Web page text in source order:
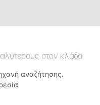
στον κλάδο
αναζήτησης.